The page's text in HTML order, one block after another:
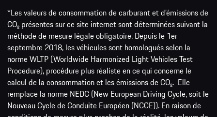
*Les valeurs de consommation de carburant et d’émissions de
CO₂ présentes sur ce site internet sont déterminées suivant la
méthode de mesure légale obligatoire. Depuis le 1er
septembre 2018, les véhicules sont homologués selon la
norme WLTP (Worldwide Harmonized Light Vehicles Test
Procedure), procédure plus réaliste en ce qui concerne le
calcul de la consommation et les émissions de CO₂. Elle
remplace la norme NEDC (New European Driving Cycle, soit le
Nouveau Cycle de Conduite Européen (NCCE)). En raison de